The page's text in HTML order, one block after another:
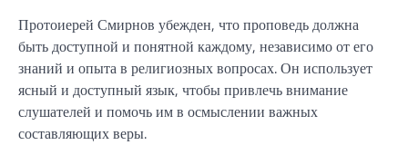
Протоиерей Смирнов убежден, что проповедь должна
быть доступной и понятной каждому, независимо от его
знаний и опыта в религиозных вопросах. Он использует
ясный и доступный язык, чтобы привлечь внимание
слушателей и помочь им в осмыслении важных
составляющих веры.